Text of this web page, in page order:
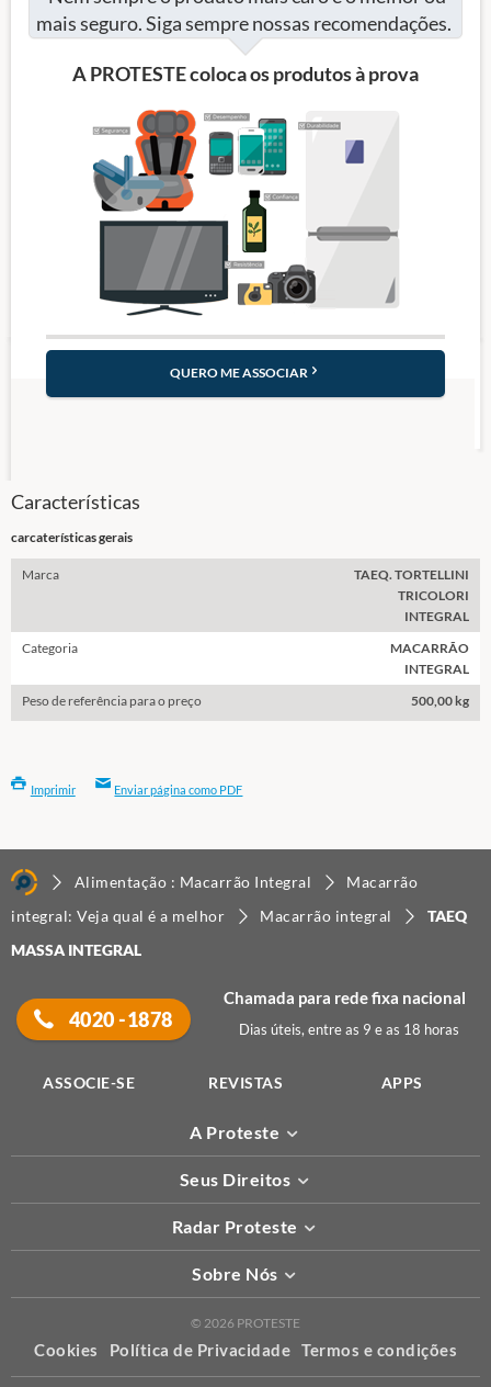
mais seguro. Siga sempre nossas recomendações.
A PROTESTE coloca os produtos à prova
QUERO ME ASSOCIAR
Características
carcaterísticas gerais
Marca
TAEQ. TORTELLINI
TRICOLORI
INTEGRAL
Categoria
MACARRÃO
INTEGRAL
Peso de referência para o preço
500,00 kg
Imprimir Enviar página como PDF
Alimentação : Macarrão Integral
Macarrão
integral: Veja qual é a melhor
Macarrão integral
TAEQ
MASSA INTEGRAL
4020 -1878
Chamada para rede fixa nacional
Dias úteis, entre as 9 e as 18 horas
ASSOCIE-SE REVISTAS APPS
A Proteste
Seus Direitos
Radar Proteste
Sobre Nós
© 2026 PROTESTE
Cookies Política de Privacidade Termos e condições